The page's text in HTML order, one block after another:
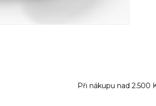
Při nákupu nad 2.500